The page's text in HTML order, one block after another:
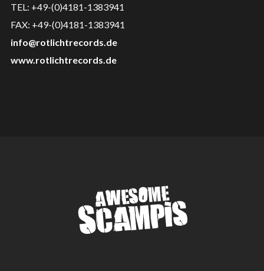
TEL: +49-(0)4181-1383941
FAX: +49-(0)4181-1383941
info@rotlichtrecords.de
www.rotlichtrecords.de